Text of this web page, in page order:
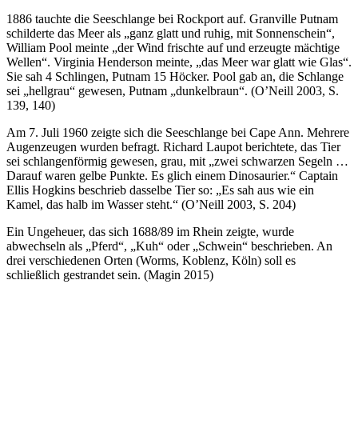
1886 tauchte die Seeschlange bei Rockport auf. Granville Putnam
schilderte das Meer als „ganz glatt und ruhig, mit Sonnenschein“,
William Pool meinte „der Wind frischte auf und erzeugte mächtige
Wellen“. Virginia Henderson meinte, „das Meer war glatt wie Glas“.
Sie sah 4 Schlingen, Putnam 15 Höcker. Pool gab an, die Schlange
sei „hellgrau“ gewesen, Putnam „dunkelbraun“. (O’Neill 2003, S.
139, 140)
Am 7. Juli 1960 zeigte sich die Seeschlange bei Cape Ann. Mehrere
Augenzeugen wurden befragt. Richard Laupot berichtete, das Tier
sei schlangenförmig gewesen, grau, mit „zwei schwarzen Segeln …
Darauf waren gelbe Punkte. Es glich einem Dinosaurier.“ Captain
Ellis Hogkins beschrieb dasselbe Tier so: „Es sah aus wie ein
Kamel, das halb im Wasser steht.“ (O’Neill 2003, S. 204)
Ein Ungeheuer, das sich 1688/89 im Rhein zeigte, wurde
abwechseln als „Pferd“, „Kuh“ oder „Schwein“ beschrieben. An
drei verschiedenen Orten (Worms, Koblenz, Köln) soll es
schließlich gestrandet sein. (Magin 2015)